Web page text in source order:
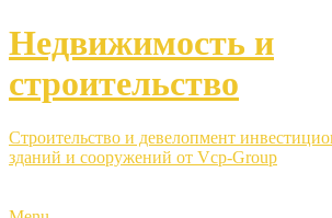
Недвижимость и
строительство
Строительство и девелопмент
зданий и сооружений от Vcp-Group